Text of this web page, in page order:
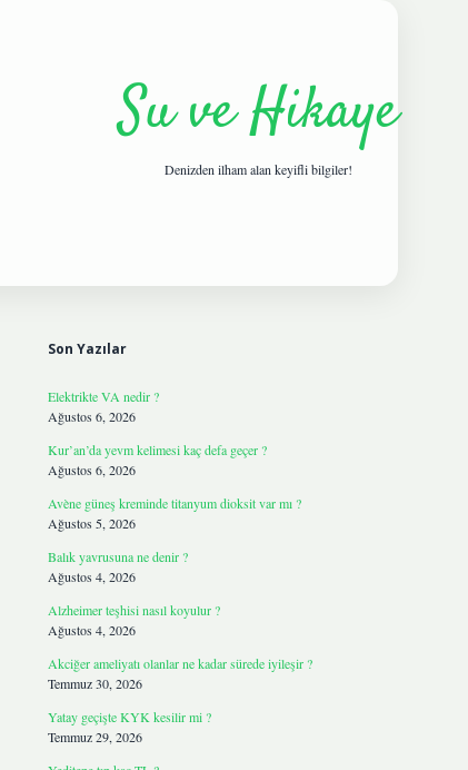
Su ve Hikaye
Denizden ilham alan keyifli bilgiler!
Son Yazılar
Elektrikte VA nedir ?
Ağustos 6, 2026
Kur’an’da yevm kelimesi kaç defa geçer ?
Ağustos 6, 2026
Avène güneş kreminde titanyum dioksit var mı ?
Ağustos 5, 2026
Balık yavrusuna ne denir ?
Ağustos 4, 2026
Alzheimer teşhisi nasıl koyulur ?
Ağustos 4, 2026
Akciğer ameliyatı olanlar ne kadar sürede iyileşir ?
Temmuz 30, 2026
Yatay geçişte KYK kesilir mi ?
Temmuz 29, 2026